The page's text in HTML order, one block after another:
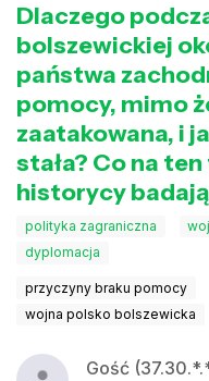
Dlaczego
bolszewickiej
państwa
pomocy, mimo
zaatakowana, i
stała? Co na
historycy
polityka zagraniczna
dyplomacja
przyczyny braku pomocy
wojna polsko bolszewicka
Gość